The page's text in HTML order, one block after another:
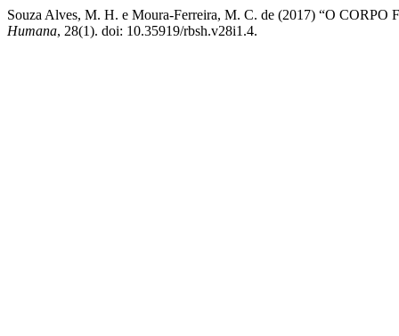
Souza Alves, M. H. e Moura-Ferreira, M. C. de (2017) “O
Humana, 28(1). doi: 10.35919/rbsh.v28i1.4.